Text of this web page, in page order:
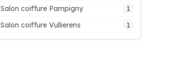
Salon coiffure Pampigny 1
Salon coiffure Vullierens 1